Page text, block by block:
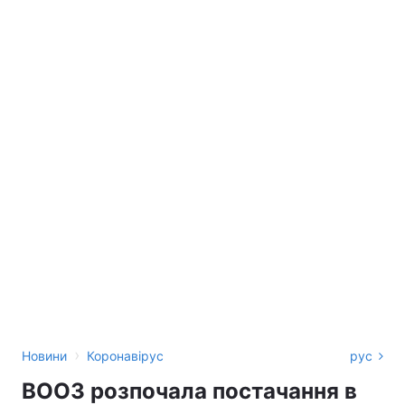
Новини › Коронавірус рус
ВООЗ розпочала постачання в